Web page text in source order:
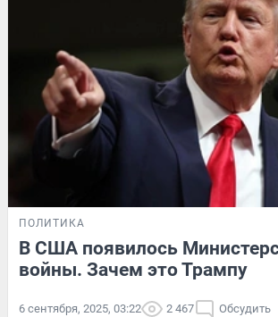
ПОЛИТИКА
В США появилось
войны. Зачем это Трампу
6 сентября, 2025, 03:22 2 467 Обсудить